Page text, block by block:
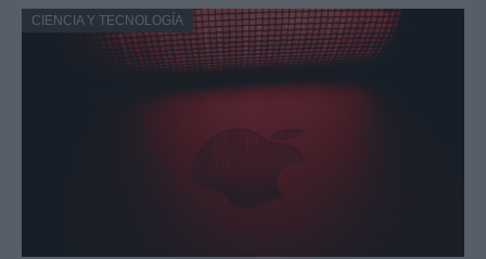
CIENCIA Y TECNOLOGÍA